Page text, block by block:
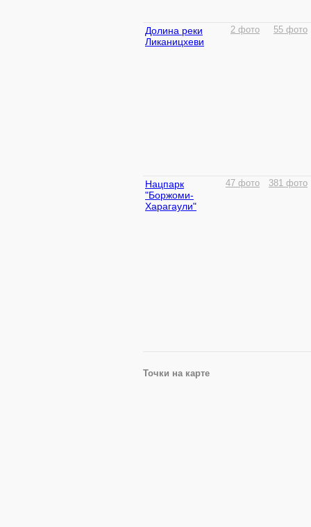
Долина реки
Ликаницхеви
2 фото 55 фото
Нацпарк
"Боржоми-
Харагаули"
47 фото 381 фото
Точки на карте